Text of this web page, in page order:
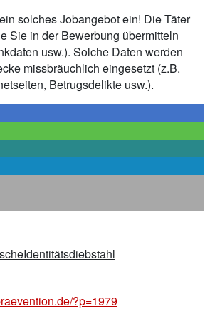
solches Jobangebot ein! Die Täter
Sie in der Bewerbung übermitteln
usw.). Solche Daten werden
missbräuchlich eingesetzt (z.B.
Betrugsdelikte usw.).
Identitätsdiebstahl
?p=1979